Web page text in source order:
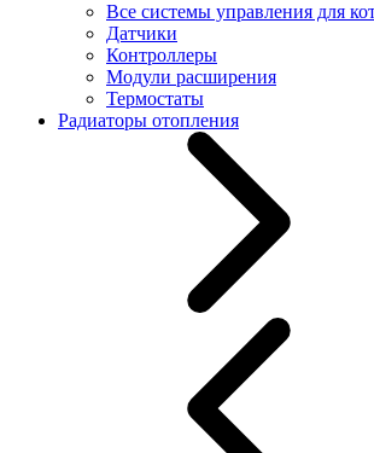
Все системы управления для
Датчики
Контроллеры
Модули расширения
Термостаты
Радиаторы отопления